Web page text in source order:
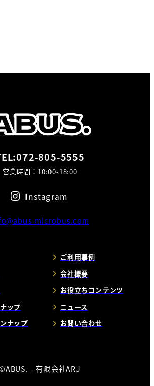
805-5555
営業時間：10:00-18:00
Instagram
microbus.com
ップ
ナップ
ご利用事例
会社概要
お役立ちコンテンツ
ニュース
お問い合わせ
- 有限会社ARJ